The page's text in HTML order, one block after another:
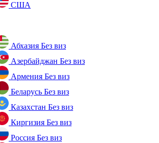
США
Абхазия Без виз
Азербайджан Без виз
Армения Без виз
Беларусь Без виз
Казахстан Без виз
Киргизия Без виз
Россия Без виз